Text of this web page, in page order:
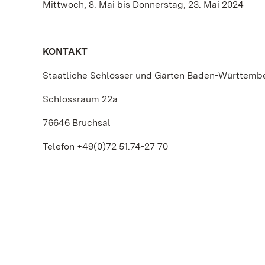
Mittwoch, 8. Mai bis Donnerstag, 23. Mai 2024
KONTAKT
Staatliche Schlösser und Gärten Baden-
Schlossraum 22a
76646 Bruchsal
Telefon +49(0)72 51.74-27 70